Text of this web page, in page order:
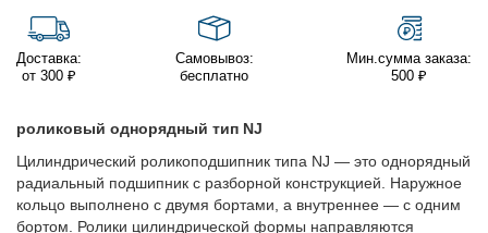
Доставка:
от 300 ₽
Самовывоз:
бесплатно
Мин.сумма заказа:
500 ₽
роликовый однорядный тип NJ
Цилиндрический роликоподшипник типа NJ — это однорядный
радиальный подшипник с разборной конструкцией. Наружное
кольцо выполнено с двумя бортами, а внутреннее — с одним
бортом. Ролики цилиндрической формы направляются